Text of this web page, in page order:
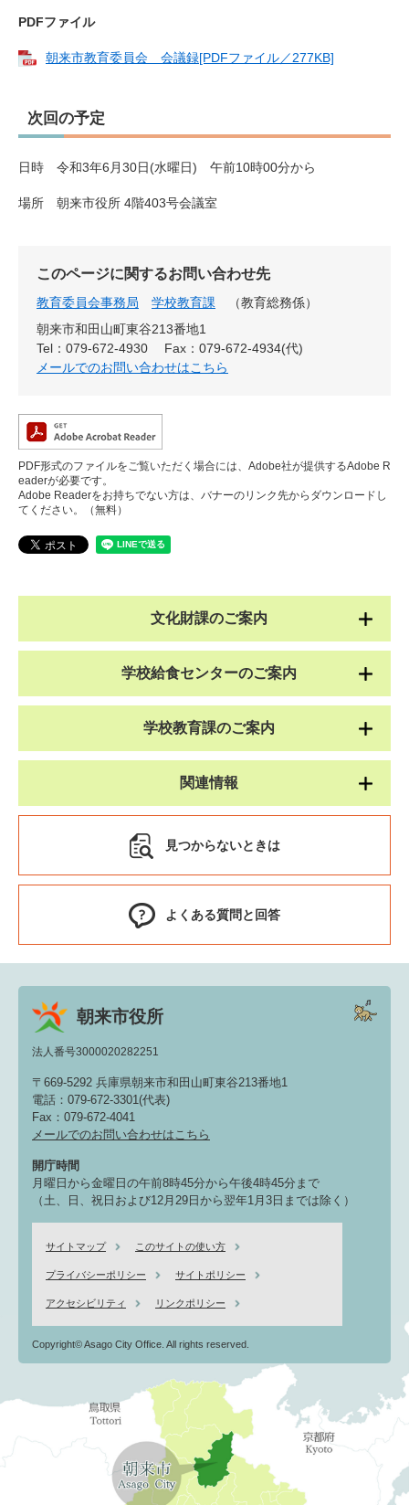
PDFファイル
朝来市教育委員会 会議録​[PDFファイル／277KB]
次回の予定
日時 令和3年6月30日(水曜日) 午前10時00分から
場所 朝来市役所 4階403号会議室
このページに関するお問い合わせ先
教育委員会事務局 学校教育課
教育総務係
朝来市和田山町東谷213番地1
Tel：079-672-4930
Fax：079-672-4934(代)
メールでのお問い合わせはこちら
PDF形式のファイルをご覧いただく場合には、Adobe社が提供するAdobe R
eaderが必要です。
Adobe Readerをお持ちでない方は、バナーのリンク先からダウンロードし
てください。（無料）
文化財課のご案内
学校給食センターのご案内
学校教育課のご案内
関連情報
見つからないときは
よくある質問と回答
朝来市役所
法人番号3000020282251
〒669-5292 兵庫県朝来市和田山町東谷213番地1
電話：079-672-3301(代表)
Fax：079-672-4041
メールでのお問い合わせはこちら
開庁時間
月曜日から金曜日の午前8時45分から午後4時45分まで
（土、日、祝日および12月29日から翌年1月3日までは除く）
サイトマップ このサイトの使い方
プライバシーポリシー サイトポリシー
アクセシビリティ リンクポリシー
Copyright© Asago City Office. All rights reserved.